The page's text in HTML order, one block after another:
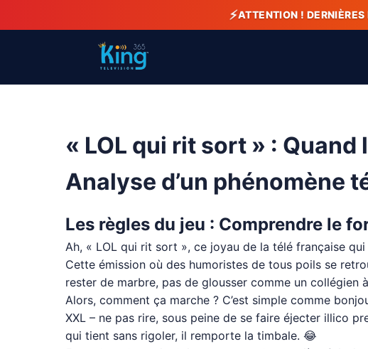
⚡ATTENTION !
« LOL qui rit sort » :
Analyse d’un phénomène
Les règles du jeu : Comprendre le
Ah, « LOL qui rit sort », ce joyau de la télé française
Cette émission où des humoristes de tous poils se
rester de marbre, pas de glousser comme un collégien
Alors, comment ça marche ? C’est simple comme
XXL – ne pas rire, sous peine de se faire éjecter illico
qui tient sans rigoler, il remporte la timbale. 😂